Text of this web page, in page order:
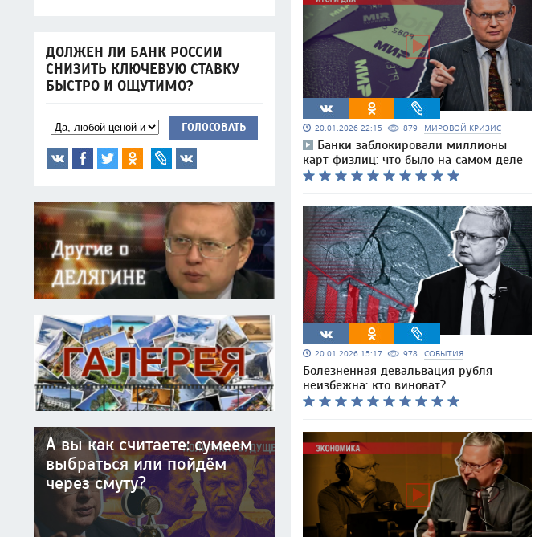
ДОЛЖЕН ЛИ БАНК РОССИИ
СНИЗИТЬ КЛЮЧЕВУЮ СТАВКУ
БЫСТРО И ОЩУТИМО?
ГОЛОСОВАТЬ
А вы как считаете: сумеем
выбраться или пойдём
через смуту?
20.01.2026 22:15 879 МИРОВОЙ КРИЗИС
Банки заблокировали миллионы
карт физлиц: что было на самом деле
20.01.2026 15:17 978 СОБЫТИЯ
Болезненная девальвация рубля
неизбежна: кто виноват?